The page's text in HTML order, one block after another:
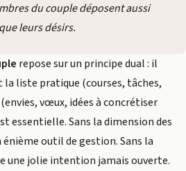
du couple déposent aussi
leurs désirs.
repose sur un principe dual : il
liste pratique (courses, tâches,
vœux, idées à concrétiser
essentielle. Sans la dimension des
outil de gestion. Sans la
une jolie intention jamais ouverte.